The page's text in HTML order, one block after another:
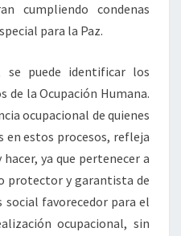
cumpliendo condenas
para la Paz.
puede identificar los
de la Ocupación Humana.
ocupacional de quienes
en estos procesos, refleja
ya que pertenecer a
protector y garantista de
social favorecedor para el
ocupacional, sin